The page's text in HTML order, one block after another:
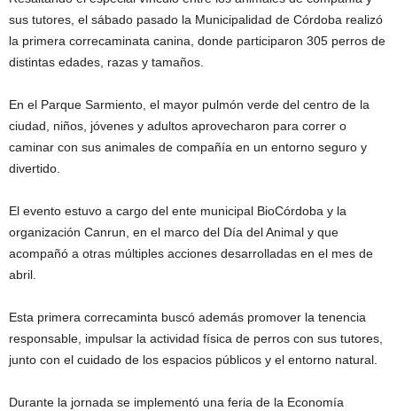
sus tutores, el sábado pasado la Municipalidad de Córdoba realizó
la primera correcaminata canina, donde participaron 305 perros de
distintas edades, razas y tamaños.
En el Parque Sarmiento, el mayor pulmón verde del centro de la
ciudad, niños, jóvenes y adultos aprovecharon para correr o
caminar con sus animales de compañía en un entorno seguro y
divertido.
El evento estuvo a cargo del ente municipal BioCórdoba y la
organización Canrun, en el marco del Día del Animal y que
acompañó a otras múltiples acciones desarrolladas en el mes de
abril.
Esta primera correcaminta buscó además promover la tenencia
responsable, impulsar la actividad física de perros con sus tutores,
junto con el cuidado de los espacios públicos y el entorno natural.
Durante la jornada se implementó una feria de la Economía